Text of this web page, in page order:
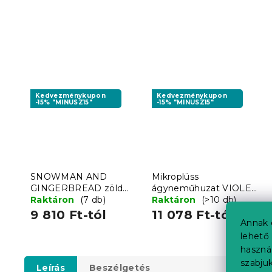
Annak
lehető
Kedvezménykupon
-15% "MINUSZ15"
SNOWMAN AND
GINGERBREAD zöld
mikroplüss
ágyneműhuzat
Raktáron (7 db)
9 810 Ft-tól
Kedvezménykupon
-15% "MINUSZ15"
Mikroplüss
ágyneműhuzat VIOLET
BUTTERFLY sötétkék
Raktáron (>10 db)
11 078 Ft-tól
Leírás Beszélgetés